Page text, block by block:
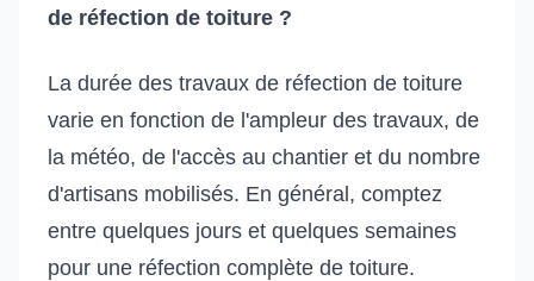
de réfection de toiture ?
La durée des travaux de réfection de toiture
varie en fonction de l'ampleur des travaux, de
la météo, de l'accès au chantier et du nombre
d'artisans mobilisés. En général, comptez
entre quelques jours et quelques semaines
pour une réfection complète de toiture.